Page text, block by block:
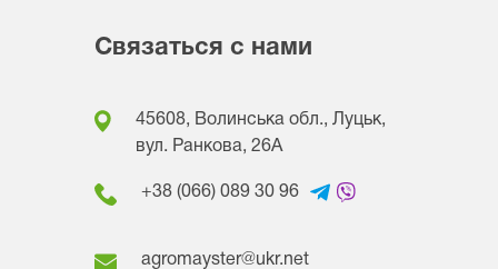
Связаться с нами
45608, Волинська обл., Луцьк,
вул. Ранкова, 26A
+38 (066) 089 30 96
agromayster@ukr.net